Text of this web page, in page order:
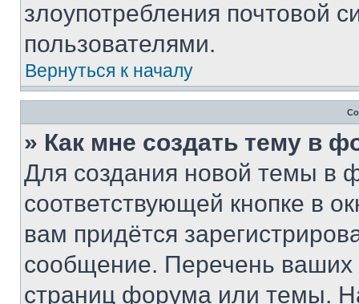
злоупотребления почтовой
пользователями.
Вернуться к началу
» Как мне создать тему в
Для создания новой темы в
соответствующей кнопке в
вам придётся
сообщение. Перечень ваших
страниц форума или темы.